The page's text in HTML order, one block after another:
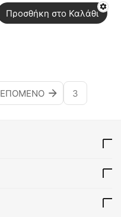
Προσθήκη στο Καλάθι
ΕΠΌΜΕΝΟ 3